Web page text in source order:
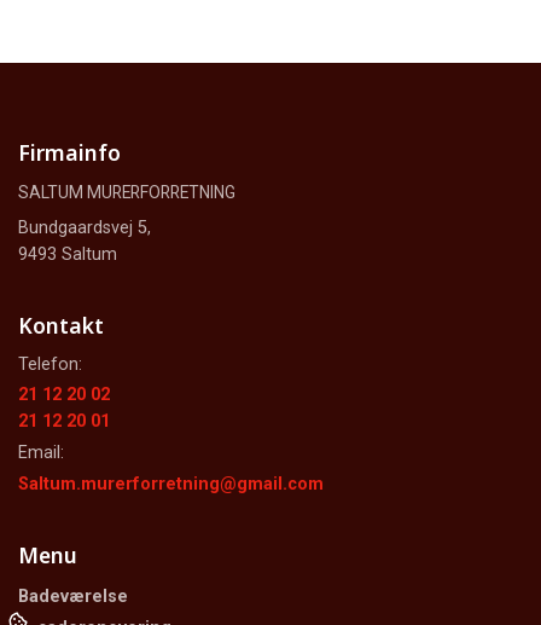
Firmainfo
SALTUM MURERFORRETNING
Bundgaardsvej 5,
9493 Saltum
Kontakt
Telefon:
21 12 20 02
21 12 20 01
Email:
Saltum.murerforretning@gmail.com
Menu
Badeværelse